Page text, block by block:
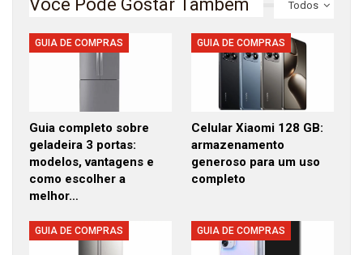
Todos
Você Pode Gostar Também
GUIA DE COMPRAS
Guia completo sobre
geladeira 3 portas:
modelos, vantagens e
como escolher a
melhor…
GUIA DE COMPRAS
Celular Xiaomi 128 GB:
armazenamento
generoso para um uso
completo
GUIA DE COMPRAS GUIA DE COMPRAS